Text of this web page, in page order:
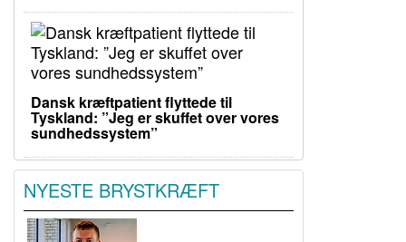
Dansk kræftpatient flyttede til
Tyskland: ”Jeg er skuffet over vores
sundhedssystem”
NYESTE BRYSTKRÆFT